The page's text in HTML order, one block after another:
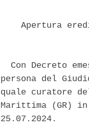
Apertura
Con Decreto
persona del
quale curatore
Marittima (GR)
25.07.2024.